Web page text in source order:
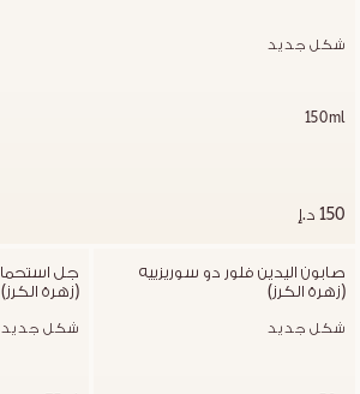
شكل جديد
150ml
150 د.إ
(زهرة الكرز)
شكل جديد
(زهرة الكرز)
شكل جديد